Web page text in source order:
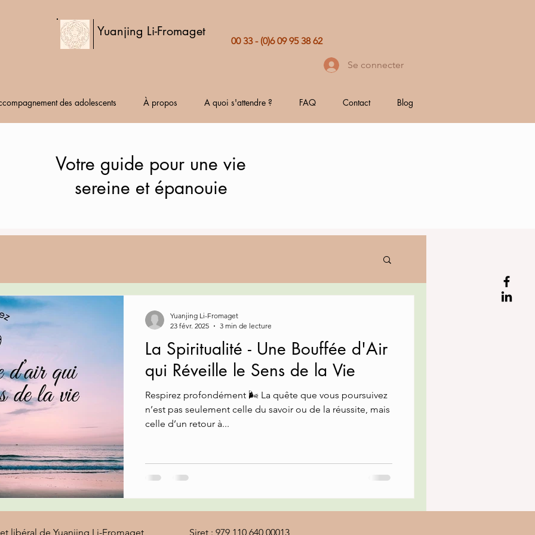
Yuanjing Li-Fromaget
00 33 - (0)6 09 95 38 62
Se connecter
des adolescents À propos A quoi s'attendre ? FAQ Contact Blog
Votre guide pour une vie
sereine et épanouie
La Spiritualité - Une Bouffée d'Air
qui Réveille le Sens de la Vie
Respirez profondément 🌬️ La quête que vous poursuivez
n’est pas seulement celle du savoir ou de la réussite, mais
celle d’un retour à...
Yuanjing Li-Fromaget
23 févr. 2025
3 min de lecture
libéral de Yuanjing Li-Fromaget Siret : 979 110 640 00013